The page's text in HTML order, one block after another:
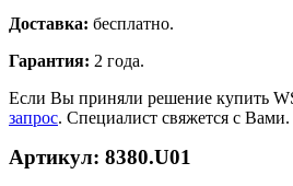
Доставка: бесплатно.
Гарантия: 2 года.
Если Вы приняли решение купить
запрос. Специалист свяжется с Вами.
Артикул: 8380.U01